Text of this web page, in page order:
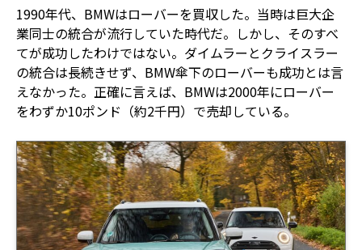
1990年代、BMWはローバーを買収した。当時は巨大企
業同士の統合が流行していた時代だ。しかし、そのすべ
てが成功したわけではない。ダイムラーとクライスラー
の統合は長続きせず、BMW傘下のローバーも成功とは言
えなかった。正確に言えば、BMWは2000年にローバー
をわずか10ポンド（約2千円）で売却している。